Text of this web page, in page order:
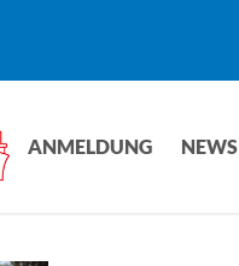
ANMELDUNG NEWS